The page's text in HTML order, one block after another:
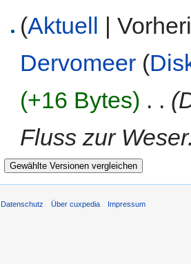
(Aktuell |
Dervomeer (
(+16 Bytes) . .
Fluss zur
Datenschutz Über cuxpedia Impressum